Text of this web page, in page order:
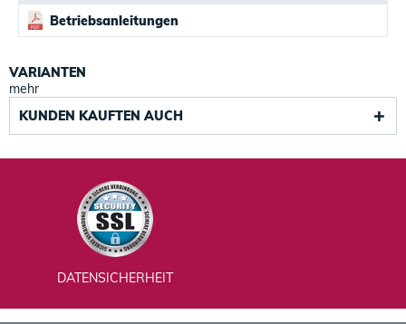
Betriebsanleitungen
VARIANTEN
mehr
KUNDEN KAUFTEN AUCH
DATENSICHERHEIT